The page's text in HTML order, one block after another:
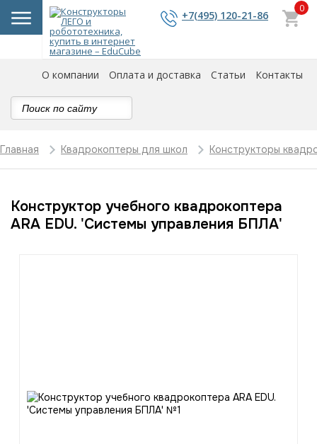
+7(495) 120-21-86
0
О компании Оплата и доставка Статьи Контакты
Главная Квадрокоптеры для школ Конструкторы
Конструктор учебного квадрокоптера
ARA EDU. 'Системы управления БПЛА'